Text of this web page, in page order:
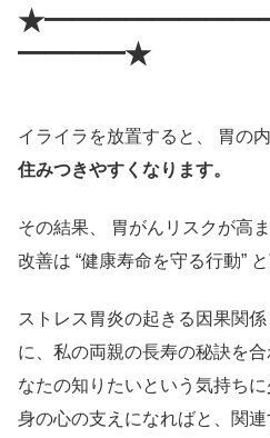
━━━━★
イライラを放置すると、 胃の
住みつきやすくなります。
その結果、 胃がんリスクが高
改善は “健康寿命を守る行動” と
ストレス胃炎の起きる因果関
に、私の両親の長寿の秘訣を
なたの知りたいという気持ち
身の心の支えになればと、関